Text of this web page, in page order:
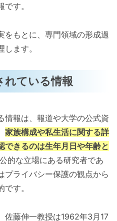
す。
をもとに、専門領域の形成過
ます。
れている情報
情報は、報道や大学の公式資
家族構成や私生活に関する詳
できるのは生年月日や年齢と
公的な立場にある研究者であ
プライバシー保護の観点から
す。
佐藤伸一教授は1962年3月17